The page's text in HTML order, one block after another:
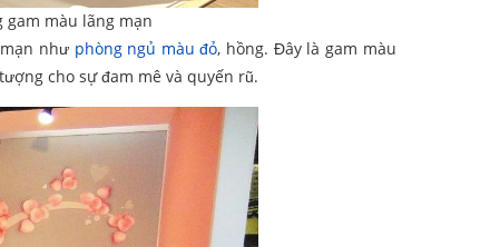
màu lãng mạn
như phòng ngủ màu đỏ, hồng. Đây là gam màu
cho sự đam mê và quyến rũ.